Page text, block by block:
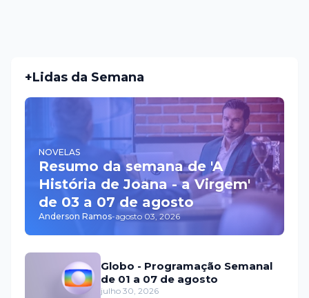
+Lidas da Semana
NOVELAS
Resumo da semana de 'A
História de Joana - a Virgem'
de 03 a 07 de agosto
Anderson Ramos-agosto 03, 2026
Globo - Programação Semanal
de 01 a 07 de agosto
julho 30, 2026